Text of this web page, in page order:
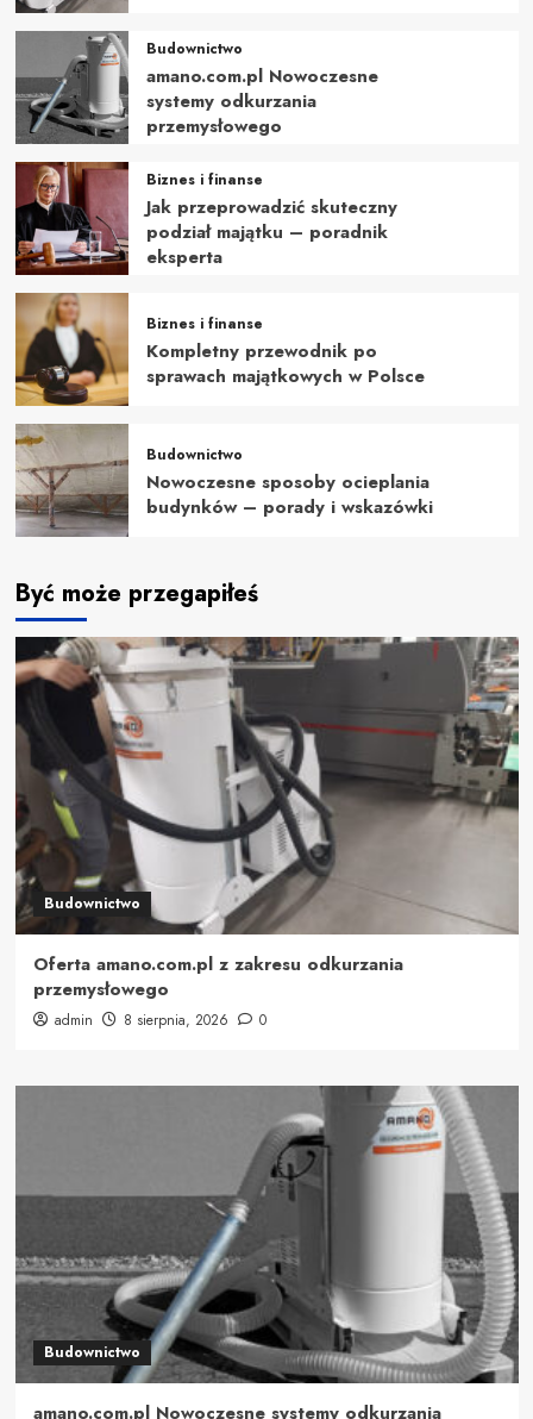
Budownictwo
amano.com.pl Nowoczesne
systemy odkurzania
przemysłowego
Biznes i finanse
Jak przeprowadzić skuteczny
podział majątku – poradnik
eksperta
Biznes i finanse
Kompletny przewodnik po
sprawach majątkowych w Polsce
Budownictwo
Nowoczesne sposoby ocieplania
budynków – porady i wskazówki
Być może przegapiłeś
Budownictwo
Oferta amano.com.pl z zakresu odkurzania
przemysłowego
admin 8 sierpnia, 2026 0
Budownictwo
amano.com.pl Nowoczesne systemy odkurzania